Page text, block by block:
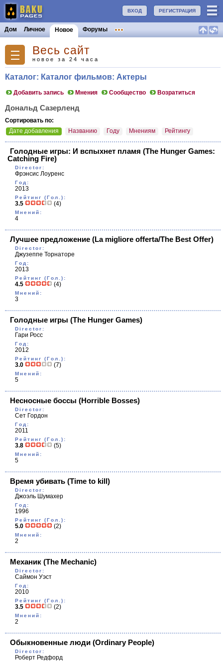
РЕГИСТРАЦИЯ
ВХОД
Дом Личное Новое Форумы
Весь сайт
новое за 24 часа
Каталог: Каталог фильмов: Актеры
Добавить запись Мнения Сообщество Возратиться
Дональд Сазерленд
Сортировать по:
Дате добавления
Названию Году Мнениям Рейтингу
Голодные игры: И вспыхнет пламя (The Hunger Games:
Catching Fire)
Director:
Фрэнсис Лоуренс
Год:
2013
Рейтинг (Гол.):
3.5 (4)
Мнений:
4
Лучшее предложение (La migliore offerta/The Best Offer)
Director:
Джузеппе Торнаторе
Год:
2013
Рейтинг (Гол.):
4.5 (4)
Мнений:
3
Голодные игры (The Hunger Games)
Director:
Гари Росс
Год:
2012
Рейтинг (Гол.):
3.0 (7)
Мнений:
5
Несносные боссы (Horrible Bosses)
Director:
Сет Гордон
Год:
2011
Рейтинг (Гол.):
3.8 (5)
Мнений:
5
Время убивать (Time to kill)
Director:
Джоэль Шумахер
Год:
1996
Рейтинг (Гол.):
5.0 (2)
Мнений:
2
Механик (The Mechanic)
Director:
Саймон Уэст
Год:
2010
Рейтинг (Гол.):
3.5 (2)
Мнений:
2
Обыкновенные люди (Ordinary People)
Director:
Роберт Редфорд